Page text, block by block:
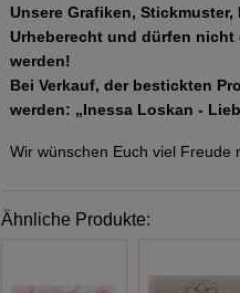
Unsere Grafiken,
Urheberecht und dürfen
werden!
Bei Verkauf, der bestickten
werden: „Inessa Loskan -
Wir wünschen Euch viel Freude
Ähnliche Produkte: